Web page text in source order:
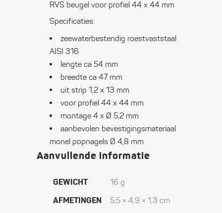
quantity
RVS beugel voor profiel 44 x 44 mm
Specificaties:
zeewaterbestendig roestvaststaal
AISI 316
lengte ca 54 mm
breedte ca 47 mm
uit strip 1,2 x 13 mm
voor profiel 44 x 44 mm
montage 4 x Ø 5,2 mm
aanbevolen bevestigingsmateriaal
monel popnagels Ø 4,8 mm
Aanvullende informatie
GEWICHT 16 g
AFMETINGEN 5,5 × 4,9 × 1,3 cm